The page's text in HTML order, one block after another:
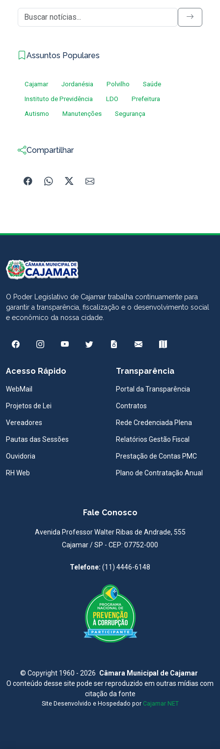
Assuntos Populares
Cajamar Jordanésia Polvilho Saúde
Instituto de Previdência LDO Prefeitura
Autismo Manutenções Segurança
Compartilhar
O Poder Legislativo de Cajamar trabalha continuamente para
garantir a transparência, fiscalização e o desenvolvimento social
e econômico da nossa cidade.
Acesso Rápido
WebMail
Projetos de Lei
Vereadores
Pautas das Sessões
Ouvidoria
RH Web
Transparência
Portal da Transparência
Contratos
Rede Credenciada Plena
Relatórios Gestão Fiscal
Prestação de Contas PMC
Plano de Contratação Anual
Fale Conosco
Avenida Professor Walter Ribas de Andrade, 555
Cajamar / SP - CEP: 07752-000
Telefone: (11) 4446-6148
© Copyright 1960 - 2026 Câmara Municipal de Cajamar
O conteúdo desse site pode ser reproduzido em outras mídias com
citação da fonte
Site Desenvolvido e Hospedado por Cajamar NET